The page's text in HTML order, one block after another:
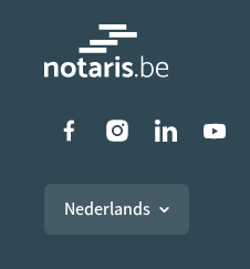
Liens vers
Nederlands